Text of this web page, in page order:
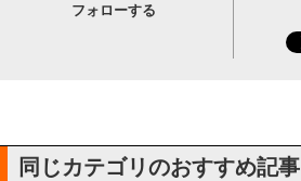
フォローする
同じカテゴリのおすすめ記事